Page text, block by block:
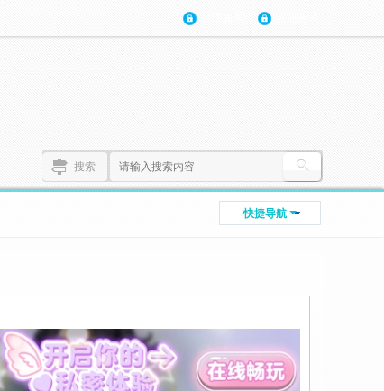
搜索
快捷导航